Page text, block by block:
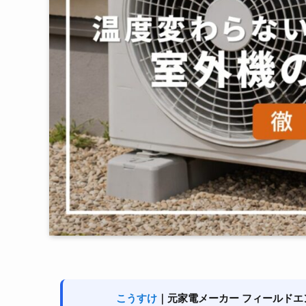
こうすけ ｜元家電メーカー フィールド